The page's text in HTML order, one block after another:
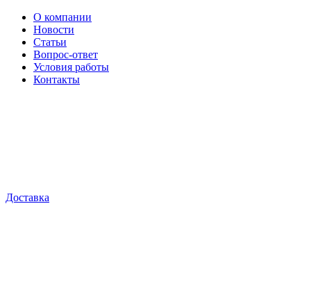
О компании
Новости
Статьи
Вопрос-ответ
Условия работы
Контакты
Доставка